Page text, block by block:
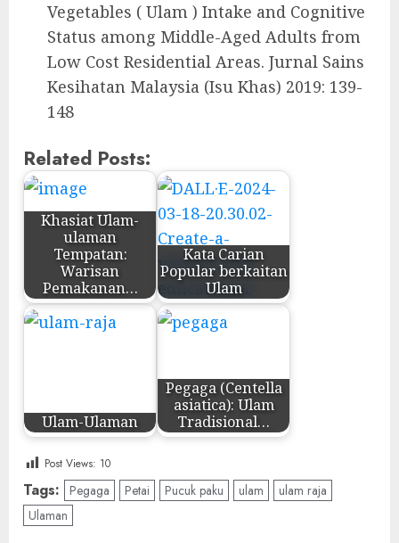
Vegetables ( Ulam ) Intake and Cognitive
Status among Middle-Aged Adults from
Low Cost Residential Areas. Jurnal Sains
Kesihatan Malaysia (Isu Khas) 2019: 139-
148
Related Posts:
Khasiat Ulam-
ulaman
Tempatan:
Warisan
Pemakanan…
Kata Carian
Popular berkaitan
Ulam
Ulam-Ulaman
Pegaga (Centella
asiatica): Ulam
Tradisional…
Post Views: 10
Tags: Pegaga Petai Pucuk paku ulam
ulam raja
Ulaman